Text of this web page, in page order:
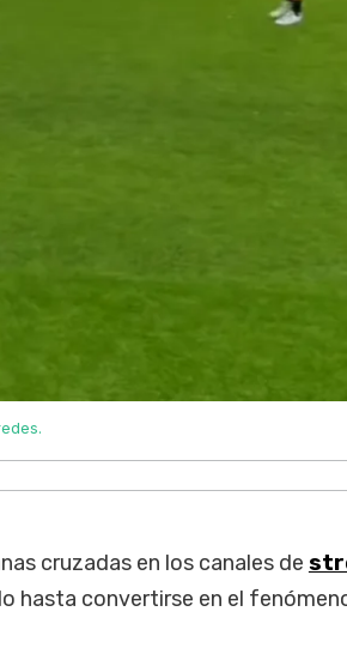
cruzadas en los canales de
hasta convertirse en el